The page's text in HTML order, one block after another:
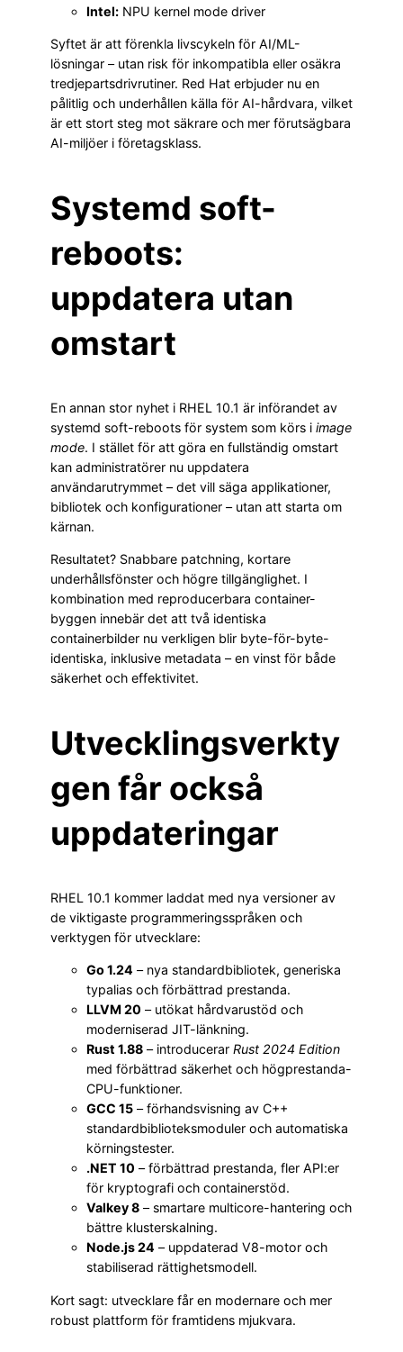
Intel: NPU kernel mode driver
Syftet är att förenkla livscykeln för AI/ML-
lösningar – utan risk för inkompatibla eller osäkra
tredjepartsdrivrutiner. Red Hat erbjuder nu en
pålitlig och underhållen källa för AI-hårdvara, vilket
är ett stort steg mot säkrare och mer förutsägbara
AI-miljöer i företagsklass.
Systemd soft-
reboots:
uppdatera utan
omstart
En annan stor nyhet i RHEL 10.1 är införandet av
systemd soft-reboots för system som körs i image
mode. I stället för att göra en fullständig omstart
kan administratörer nu uppdatera
användarutrymmet – det vill säga applikationer,
bibliotek och konfigurationer – utan att starta om
kärnan.
Resultatet? Snabbare patchning, kortare
underhållsfönster och högre tillgänglighet. I
kombination med reproducerbara container-
byggen innebär det att två identiska
containerbilder nu verkligen blir byte-för-byte-
identiska, inklusive metadata – en vinst för både
säkerhet och effektivitet.
Utvecklingsverkty
gen får också
uppdateringar
RHEL 10.1 kommer laddat med nya versioner av
de viktigaste programmeringsspråken och
verktygen för utvecklare:
Go 1.24 – nya standardbibliotek, generiska
typalias och förbättrad prestanda.
LLVM 20 – utökat hårdvarustöd och
moderniserad JIT-länkning.
Rust 1.88 – introducerar Rust 2024 Edition
med förbättrad säkerhet och högprestanda-
CPU-funktioner.
GCC 15 – förhandsvisning av C++
standardbiblioteksmoduler och automatiska
körningstester.
.NET 10 – förbättrad prestanda, fler API:er
för kryptografi och containerstöd.
Valkey 8 – smartare multicore-hantering och
bättre klusterskalning.
Node.js 24 – uppdaterad V8-motor och
stabiliserad rättighetsmodell.
Kort sagt: utvecklare får en modernare och mer
robust plattform för framtidens mjukvara.